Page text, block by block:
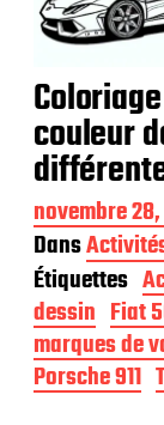
couleur
D
a
t
e
d
e
p
u
b
novembre
Dans
Étiquettes
dessin Fiat
marques de
Porsche 911